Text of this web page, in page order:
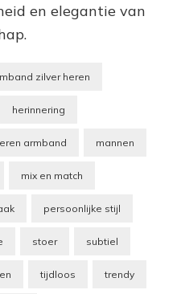
en elegantie van
zilver heren
herinnering
armband mannen
mix en match
persoonlijke stijl
stoer subtiel
tijdloos trendy